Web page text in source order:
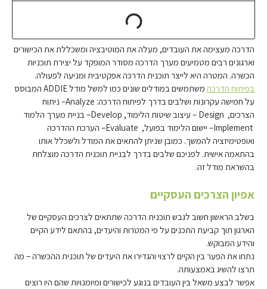
הדרכה מעצימה את העובדים, מעלה את המוטיבציה ומשכללת את הכישורים
וארגונים רבים מטמיעים מערך הדרכה מסודר המופקד על יצירת תוכניות
הכשרה. המטרה היא לייצר תוכנית הדרכה אפקטיבית ומניעה לפעולה.
בפיתוח הדרכה
משתמשים במודלים שונים כמו למשל מודל ADDIE המבוסס
על חמישה עקרונות ושלבים בדרך לפיתוח הדרכה: Analyze– ניתוח
הצרכים, Design – עיצוב שיטות הלימוד, Develop– בניית מערך הלמוד
Implement– יישום הלימוד בפועל, Evaluate– הערכת ההדרכה
ואופטימיזציה להמשך. כמובן שניתן להתאים את המודל ולשכלל אותו
בהתאמה אישית. לפניכם שלבים בדרך לבניית תוכנית הדרכה מוצלחת
בהשראת מודל זה.
אפיון הצרכים העסקיים
בשלב הראשון חשוב לגבש תוכנית הדרכה שתתאים לצרכים העסקיים של
הארגון תוך קביעת התכנים על פי המטרות והיעדים, בהתאם לידע הקיים
והידע המבוקש.
נתחו את הפער בין הקיים לרצוי והגדירו את היעדים של תוכנית ההכשרה – מה
תרצו להשיג באמצעותה.
אפשר לבצע משאל בין העובדים בנוגע לכישורים ומיומנויות שהם היו רוצים